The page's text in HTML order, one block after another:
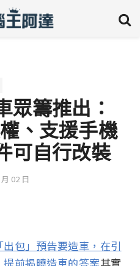
眾籌推出：
、支援手機
可自行改裝
02 日
包」預告要造車，在引
前揭曉造車的答案其實